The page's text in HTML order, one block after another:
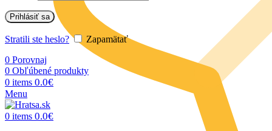
Prihlásiť sa
Stratili ste heslo?
Zapamätať
0 Porovnaj
0 Obľúbené produkty
0 items 0.0€
Menu
0 items 0.0€